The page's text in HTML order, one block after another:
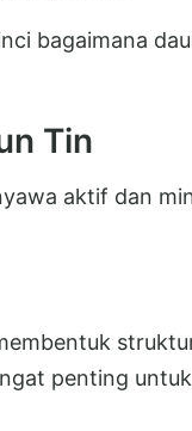
bagaimana
Tin
aktif dan
penting